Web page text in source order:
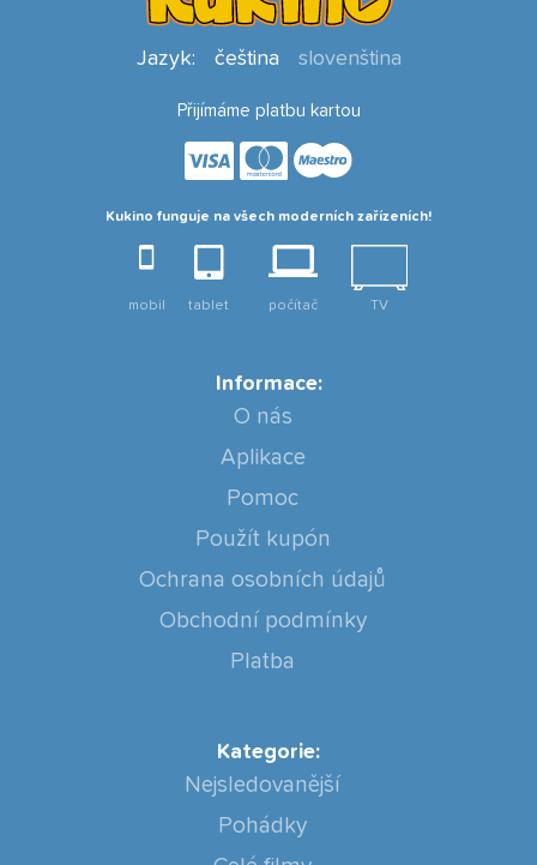
Informace:
O nás
Aplikace
Pomoc
Použít kupón
Ochrana osobních údajů
Obchodní podmínky
Platba
Kategorie:
Nejsledovanější
Pohádky
Jazyk: čeština slovenština
Přijímáme platbu kartou
Kukino funguje na všech moderních zařízeních!
mobil tablet počítač TV